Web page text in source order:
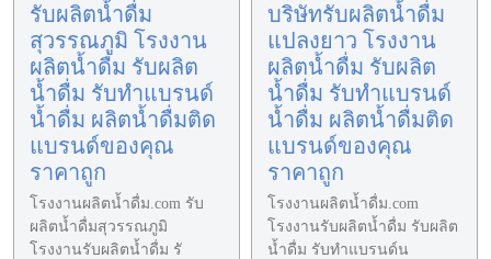
รับผลิตน้ำดื่ม
สุวรรณภูมิ โรงงาน
ผลิตน้ำดื่ม รับผลิต
น้ำดื่ม รับทำแบรนด์
น้ำดื่ม ผลิตน้ำดื่มติด
แบรนด์ของคุณ
ราคาถูก
โรงงานผลิตน้ำดื่ม.com รับ
ผลิตน้ำดื่มสุวรรณภูมิ
โรงงานรับผลิตน้ำดื่ม รั
บริษัทรับผลิตน้ำดื่ม
แปลงยาว โรงงาน
ผลิตน้ำดื่ม รับผลิต
น้ำดื่ม รับทำแบรนด์
น้ำดื่ม ผลิตน้ำดื่มติด
แบรนด์ของคุณ
ราคาถูก
โรงงานผลิตน้ำดื่ม.com
โรงงานรับผลิตน้ำดื่ม รับผลิต
น้ำดื่ม รับทำแบรนด์น